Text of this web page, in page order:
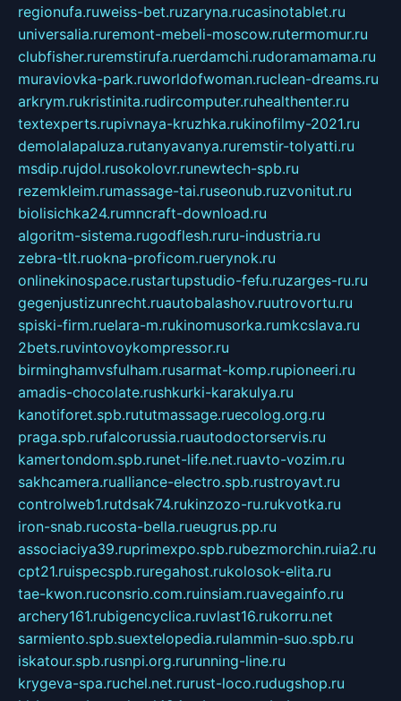
regionufa.ruweiss-bet.ruzaryna.rucasinotablet.ru
universalia.ruremont-mebeli-moscow.rutermomur.ru
clubfisher.ruremstirufa.ruerdamchi.rudoramamama.ru
muraviovka-park.ruworldofwoman.ruclean-dreams.ru
arkrym.rukristinita.rudircomputer.ruhealthenter.ru
textexperts.rupivnaya-kruzhka.rukinofilmy-2021.ru
demolalapaluza.rutanyavanya.ruremstir-tolyatti.ru
msdip.rujdol.rusokolovr.runewtech-spb.ru
rezemkleim.rumassage-tai.ruseonub.ruzvonitut.ru
biolisichka24.rumncraft-download.ru
algoritm-sistema.rugodflesh.ruru-industria.ru
zebra-tlt.ruokna-proficom.ruerynok.ru
onlinekinospace.rustartupstudio-fefu.ruzarges-ru.ru
gegenjustizunrecht.ruautobalashov.ruutrovortu.ru
spiski-firm.ruelara-m.rukinomusorka.rumkcslava.ru
2bets.ruvintovoykompressor.ru
birminghamvsfulham.rusarmat-komp.rupioneeri.ru
amadis-chocolate.rushkurki-karakulya.ru
kanotiforet.spb.rututmassage.ruecolog.org.ru
praga.spb.rufalcorussia.ruautodoctorservis.ru
kamertondom.spb.runet-life.net.ruavto-vozim.ru
sakhcamera.rualliance-electro.spb.rustroyavt.ru
controlweb1.rutdsak74.rukinzozo-ru.rukvotka.ru
iron-snab.rucosta-bella.rueugrus.pp.ru
associaciya39.ruprimexpo.spb.rubezmorchin.ruia2.ru
cpt21.ruispecspb.ruregahost.rukolosok-elita.ru
tae-kwon.ruconsrio.com.ruinsiam.ruavegainfo.ru
archery161.rubigencyclica.ruvlast16.rukorru.net
sarmiento.spb.suextelopedia.rulammin-suo.spb.ru
iskatour.spb.rusnpi.org.rurunning-line.ru
krygeva-spa.ruchel.net.rurust-loco.rudugshop.ru